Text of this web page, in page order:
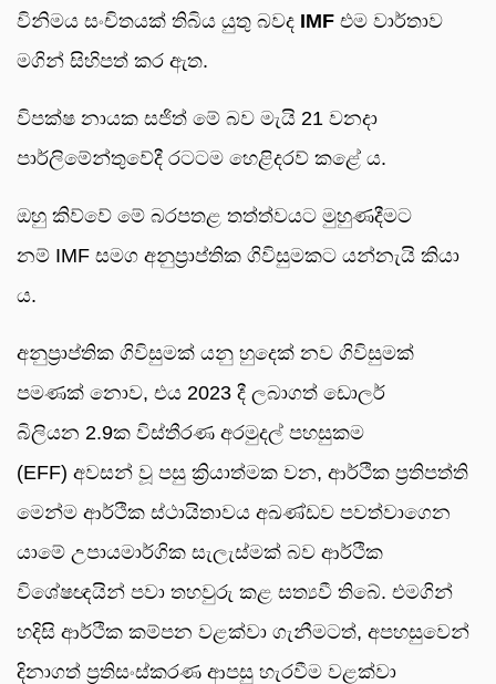
විනිමය සංචිතයක් තිබිය යුතු බවද IMF එම වාර්තාව
මගින් සිහිපත් කර ඇත.
විපක්ෂ නායක සජිත් මේ බව මැයි 21 වනදා
පාර්ලිමේන්තුවේදී රටටම හෙළිදරව් කළේ ය.
ඔහු කිව්වේ මේ බරපතළ තත්ත්වයට මුහුණදීමට
නම් IMF සමග අනුප්‍රාප්තික ගිවිසුමකට යන්නැයි කියා
ය.
අනුප්‍රාප්තික ගිවිසුමක් යනු හුදෙක් නව ගිවිසුමක්
පමණක් නොව, එය 2023 දී ලබාගත් ඩොලර්
බිලියන 2.9ක විස්තීරණ අරමුදල් පහසුකම
(EFF) අවසන් වූ පසු ක්‍රියාත්මක වන, ආර්ථික ප්‍රතිපත්ති
මෙන්ම ආර්ථික ස්ථායිතාවය අඛණ්ඩව පවත්වාගෙන
යාමේ උපායමාර්ගික සැලැස්මක් බව ආර්ථික
විශේෂඥයින් පවා තහවුරු කළ සත්‍යවී තිබේ. එමගින්
හදිසි ආර්ථික කම්පන වළක්වා ගැනීමටත්, අපහසුවෙන්
දිනාගත් ප්‍රතිසංස්කරණ ආපසු හැරවීම වළක්වා